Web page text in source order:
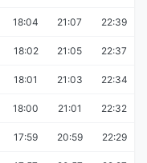
18:04 21:07 22:39
18:02 21:05 22:37
18:01 21:03 22:34
18:00 21:01 22:32
17:59 20:59 22:29